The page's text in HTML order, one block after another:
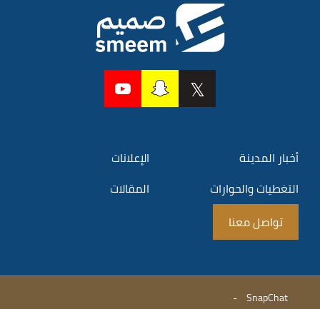
أخبار المدينة
الإعلانات
التغطيات والحوارات
المقالات
تواصل معنا
SnapChat
-